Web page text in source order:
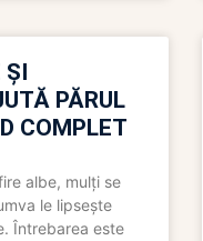
ȘI
PĂRUL
COMPLET
albe, mulți se
le lipsește
Întrebarea este